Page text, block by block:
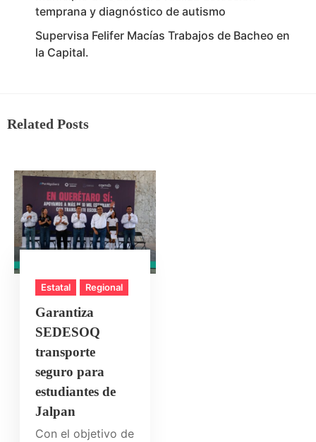
temprana y diagnóstico de autismo
Supervisa Felifer Macías Trabajos de Bacheo en
la Capital.
Related Posts
Estatal Regional
Garantiza
SEDESOQ
transporte
seguro para
estudiantes de
Jalpan
Con el objetivo de